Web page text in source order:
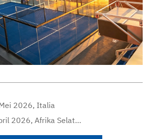
2026, Italia
2026, Afrika Selatan